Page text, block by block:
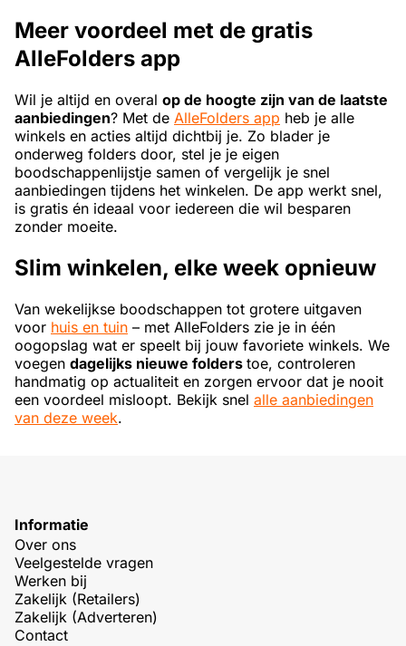
Meer voordeel met de gratis
AlleFolders app
Wil je altijd en overal op de hoogte zijn van de laatste
aanbiedingen? Met de AlleFolders app heb je alle
winkels en acties altijd dichtbij je. Zo blader je
onderweg folders door, stel je je eigen
boodschappenlijstje samen of vergelijk je snel
aanbiedingen tijdens het winkelen. De app werkt snel,
is gratis én ideaal voor iedereen die wil besparen
zonder moeite.
Slim winkelen, elke week opnieuw
Van wekelijkse boodschappen tot grotere uitgaven
voor huis en tuin – met AlleFolders zie je in één
oogopslag wat er speelt bij jouw favoriete winkels. We
voegen dagelijks nieuwe folders toe, controleren
handmatig op actualiteit en zorgen ervoor dat je nooit
een voordeel misloopt. Bekijk snel alle aanbiedingen
van deze week.
Informatie
Over ons
Veelgestelde vragen
Werken bij
Zakelijk (Retailers)
Zakelijk (Adverteren)
Contact